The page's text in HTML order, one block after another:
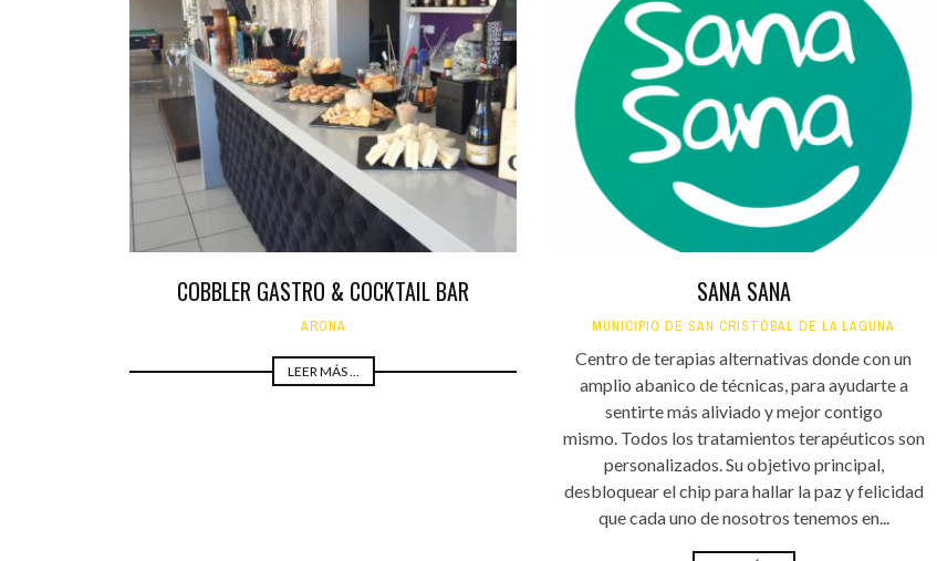
COBBLER GASTRO & COCKTAIL BAR
ARONA
LEER MÁS ...
SANA SANA
MUNICIPIO DE SAN CRISTÓBAL DE LA LAGUNA
Centro de terapias alternativas donde con un
amplio abanico de técnicas, para ayudarte a
sentirte más aliviado y mejor contigo
mismo. Todos los tratamientos terapéuticos son
personalizados. Su objetivo principal,
desbloquear el chip para hallar la paz y felicidad
que cada uno de nosotros tenemos en...